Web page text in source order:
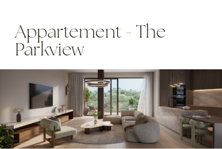
Appartement - The
Parkview